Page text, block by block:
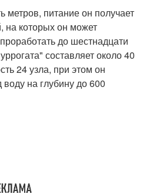
метров, питание он получает
на которых он может
до шестнадцати
составляет около 40
24 узла, при этом он
на глубину до 600